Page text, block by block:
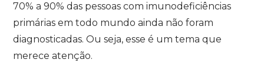
70% a 90% das pessoas com imunodeficiências
primárias em todo mundo ainda não foram
diagnosticadas. Ou seja, esse é um tema que
merece atenção.